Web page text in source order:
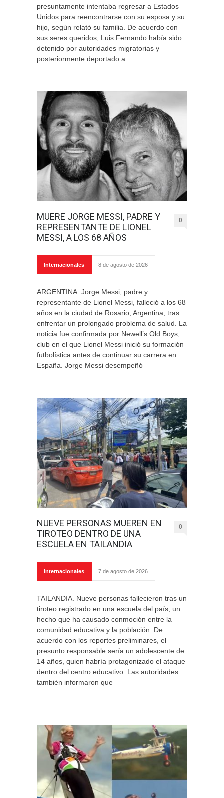
presuntamente intentaba regresar a Estados
Unidos para reencontrarse con su esposa y su
hijo, según relató su familia. De acuerdo con
sus seres queridos, Luis Fernando había sido
detenido por autoridades migratorias y
posteriormente deportado a
MUERE JORGE MESSI, PADRE Y
REPRESENTANTE DE LIONEL
MESSI, A LOS 68 AÑOS
0
Internacionales 8 de agosto de 2026
ARGENTINA. Jorge Messi, padre y
representante de Lionel Messi, falleció a los 68
años en la ciudad de Rosario, Argentina, tras
enfrentar un prolongado problema de salud. La
noticia fue confirmada por Newell’s Old Boys,
club en el que Lionel Messi inició su formación
futbolística antes de continuar su carrera en
España. Jorge Messi desempeñó
NUEVE PERSONAS MUEREN EN
TIROTEO DENTRO DE UNA
ESCUELA EN TAILANDIA
0
Internacionales 7 de agosto de 2026
TAILANDIA. Nueve personas fallecieron tras un
tiroteo registrado en una escuela del país, un
hecho que ha causado conmoción entre la
comunidad educativa y la población. De
acuerdo con los reportes preliminares, el
presunto responsable sería un adolescente de
14 años, quien habría protagonizado el ataque
dentro del centro educativo. Las autoridades
también informaron que